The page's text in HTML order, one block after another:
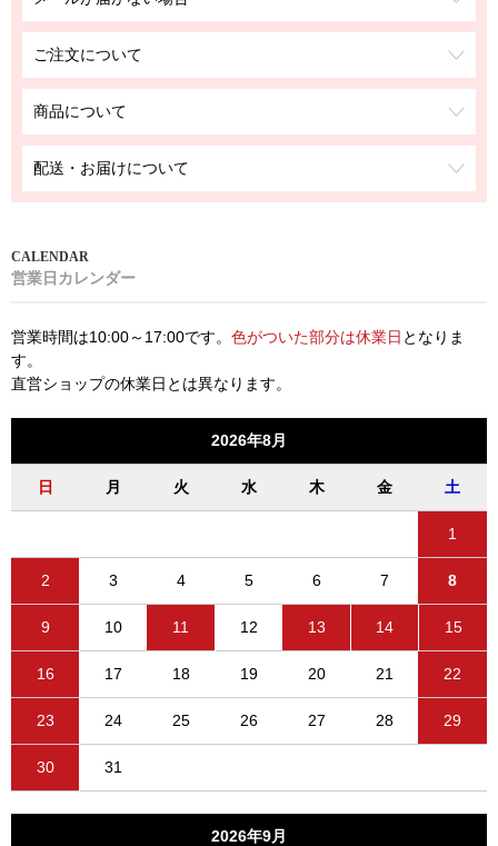
ご注文について
商品について
配送・お届けについて
営業日カレンダー
営業時間は10:00～17:00です。 色がついた部分は休業日 となりま
す。
直営ショップの休業日とは異なります。
2026年8月
日 月 火 水 木 金 土
1
2 3 4 5 6 7 8
9 10 11 12 13 14 15
16 17 18 19 20 21 22
23 24 25 26 27 28 29
30 31
2026年9月